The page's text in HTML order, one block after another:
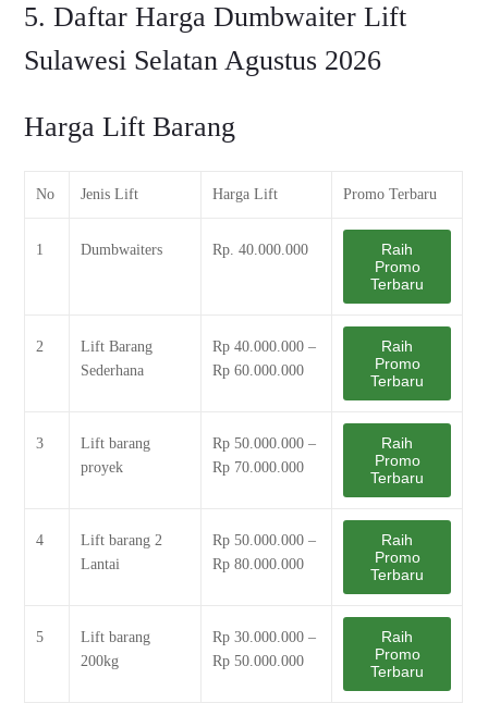
5. Daftar Harga Dumbwaiter Lift
Sulawesi Selatan Agustus 2026
Harga Lift Barang
No Jenis Lift Harga Lift Promo Terbaru
1 Dumbwaiters Rp. 40.000.000
Raih
Promo
Terbaru
2
Lift Barang
Sederhana
Rp 40.000.000 –
Rp 60.000.000
Raih
Promo
Terbaru
3
Lift barang
proyek
Rp 50.000.000 –
Rp 70.000.000
Raih
Promo
Terbaru
4
Lift barang 2
Lantai
Rp 50.000.000 –
Rp 80.000.000
Raih
Promo
Terbaru
5
Lift barang
200kg
Rp 30.000.000 –
Rp 50.000.000
Raih
Promo
Terbaru